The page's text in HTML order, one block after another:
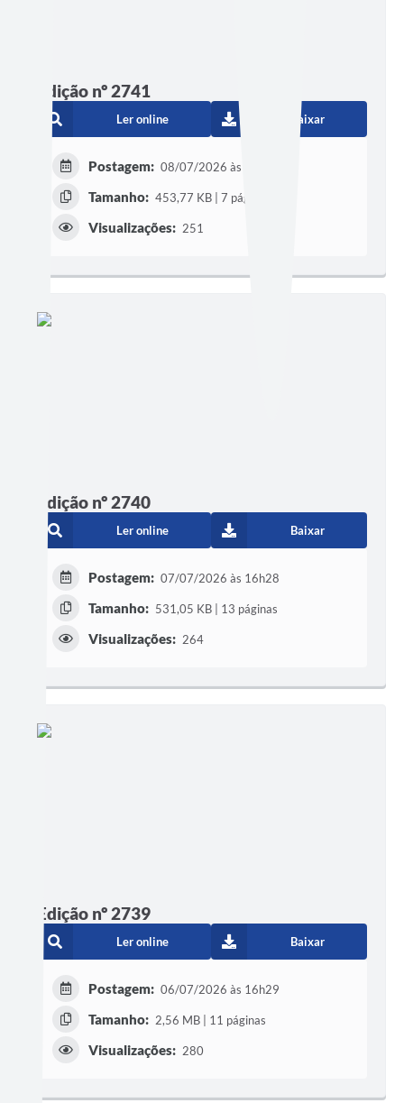
Edição nº 2741
Ler online Baixar
Postagem: 08/07/2026 às 16h36
Tamanho: 453,77 KB | 7 páginas
Visualizações: 251
Edição nº 2740
Ler online Baixar
Postagem: 07/07/2026 às 16h28
Tamanho: 531,05 KB | 13 páginas
Visualizações: 264
Edição nº 2739
Ler online Baixar
Postagem: 06/07/2026 às 16h29
Tamanho: 2,56 MB | 11 páginas
Visualizações: 280